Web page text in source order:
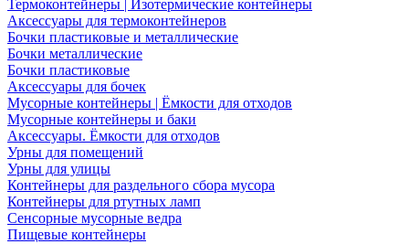
Термоконтейнеры | Изотермические контейнеры
Аксессуары для термоконтейнеров
Бочки пластиковые и металлические
Бочки металлические
Бочки пластиковые
Аксессуары для бочек
Мусорные контейнеры | Ёмкости для отходов
Мусорные контейнеры и баки
Аксессуары. Ёмкости для отходов
Урны для помещений
Урны для улицы
Контейнеры для раздельного сбора мусора
Контейнеры для ртутных ламп
Сенсорные мусорные ведра
Пищевые контейнеры